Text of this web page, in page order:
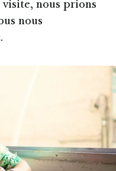
visite, nous prions
nous